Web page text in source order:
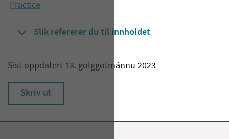
Practice
Slik refererer du til innholdet
Sist oppdatert 13. golggotmánnu 2023
Skriv ut